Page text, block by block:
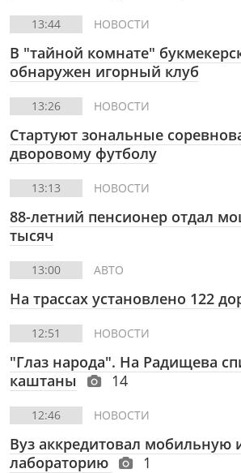
13:44 НОВОСТИ
В "тайной комнате"
обнаружен игорный клуб
13:26 НОВОСТИ
Стартуют зональные
дворовому футболу
13:13 НОВОСТИ
88-летний пенсионер отдал
тысяч
13:00 АВТО
На трассах установлено 122
12:51 НОВОСТИ
"Глаз народа". На Радищева
каштаны
14
12:46 НОВОСТИ
Вуз аккредитовал мобильную
лабораторию
1